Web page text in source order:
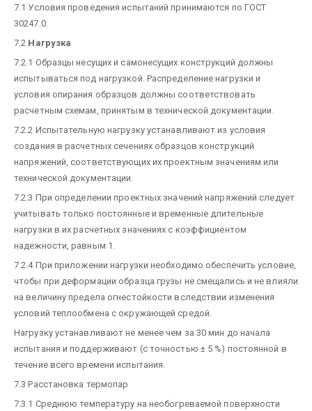
7.1 Условия проведения испытаний принимаются по ГОСТ
30247.0.
7.2 Нагрузка
7.2.1 Образцы несущих и самонесущих конструкций должны
испытываться под нагрузкой. Распределение нагрузки и
условия опирания образцов должны соответствовать
расчетным схемам, принятым в технической документации.
7.2.2 Испытательную нагрузку устанавливают из условия
создания в расчетных сечениях образцов конструкций
напряжений, соответствующих их проектным значениям или
технической документации.
7.2.3 При определении проектных значений напряжений следует
учитывать только постоянные и временные длительные
нагрузки в их расчетных значениях с коэффициентом
надежности, равным 1.
7.2.4 При приложении нагрузки необходимо обеспечить условие,
чтобы при деформации образца грузы не смещались и не влияли
на величину предела огнестойкости вследствии изменения
условий теплообмена с окружающей средой.
Нагрузку устанавливают не менее чем за 30 мин до начала
испытания и поддерживают (с точностью ± 5 %) постоянной в
течение всего времени испытания.
7.3 Расстановка термопар
7.3.1 Среднюю температуру на необогреваемой поверхности